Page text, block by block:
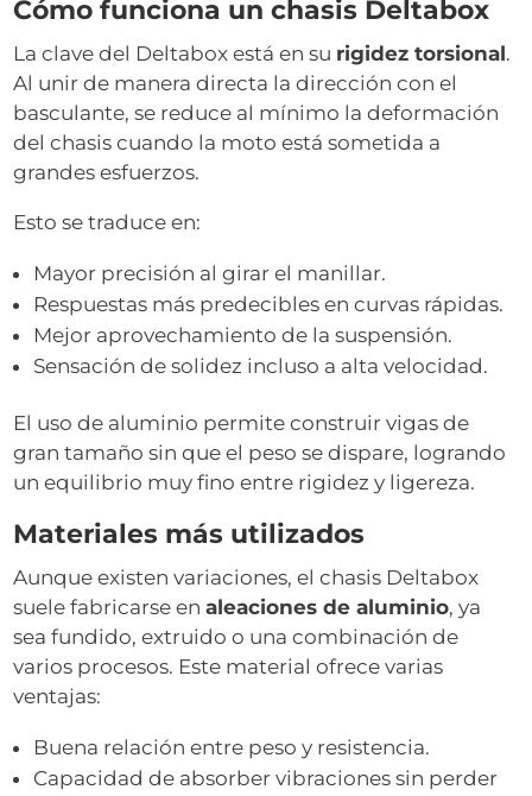
Cómo funciona un chasis Deltabox
La clave del Deltabox está en su rigidez torsional.
Al unir de manera directa la dirección con el
basculante, se reduce al mínimo la deformación
del chasis cuando la moto está sometida a
grandes esfuerzos.
Esto se traduce en:
Mayor precisión al girar el manillar.
Respuestas más predecibles en curvas rápidas.
Mejor aprovechamiento de la suspensión.
Sensación de solidez incluso a alta velocidad.
El uso de aluminio permite construir vigas de
gran tamaño sin que el peso se dispare, logrando
un equilibrio muy fino entre rigidez y ligereza.
Materiales más utilizados
Aunque existen variaciones, el chasis Deltabox
suele fabricarse enaleaciones de aluminio, ya
sea fundido, extruido o una combinación de
varios procesos. Este material ofrece varias
ventajas:
Buena relación entre peso y resistencia.
Capacidad de absorber vibraciones sin perder